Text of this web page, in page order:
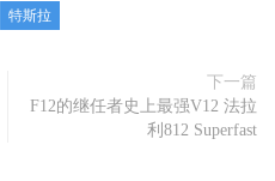
特斯拉
下一篇
F12的继任者史上最强V12 法拉
利812 Superfast